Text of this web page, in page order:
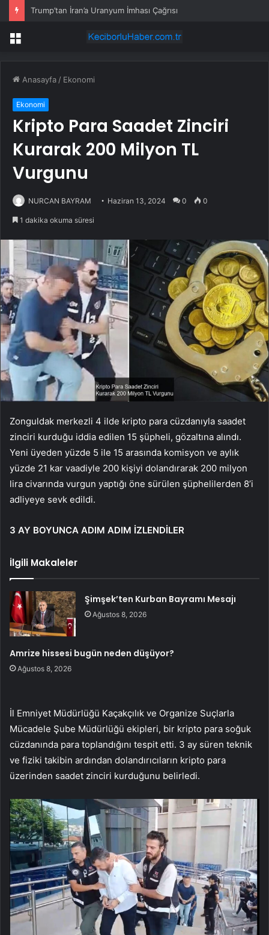
Trump’tan İran’a Uranyum İmhası Çağrısı
Menü
Anasayfa / Ekonomi
Ekonomi
Kripto Para Saadet Zinciri
Kurarak 200 Milyon TL
Vurgunu
NURCAN BAYRAM Haziran 13, 2024 0 0
1 dakika okuma süresi
Zonguldak merkezli 4 ilde kripto para cüzdanıyla saadet
zinciri kurduğu iddia edilen 15 şüpheli, gözaltına alındı.
Yeni üyeden yüzde 5 ile 15 arasında komisyon ve aylık
yüzde 21 kar vaadiyle 200 kişiyi dolandırarak 200 milyon
lira civarında vurgun yaptığı öne sürülen şüphelilerden 8’i
adliyeye sevk edildi.
3 AY BOYUNCA ADIM ADIM İZLENDİLER
İlgili Makaleler
Şimşek’ten Kurban Bayramı Mesajı
Ağustos 8, 2026
Amrize hissesi bugün neden düşüyor?
Ağustos 8, 2026
İl Emniyet Müdürlüğü Kaçakçılık ve Organize Suçlarla
Mücadele Şube Müdürlüğü ekipleri, bir kripto para soğuk
cüzdanında para toplandığını tespit etti. 3 ay süren teknik
ve fiziki takibin ardından dolandırıcıların kripto para
üzerinden saadet zinciri kurduğunu belirledi.